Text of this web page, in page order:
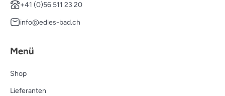
+41 (0)56 511 23 20
info@edles-bad.ch
Menü
Shop
Lieferanten